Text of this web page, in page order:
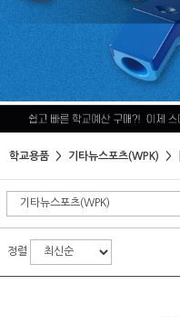
학교용품 기타뉴스포츠(WPK)
정렬